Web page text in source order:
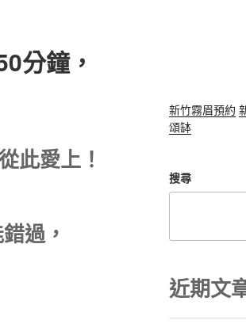
分鐘，
此愛上！
過，
新竹霧眉預約
頌缽
搜尋
近期文